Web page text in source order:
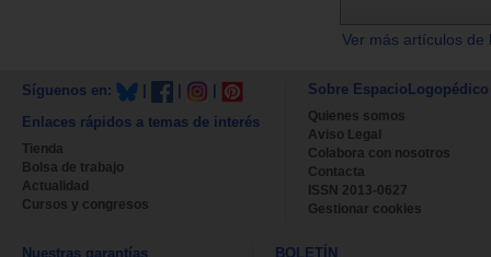
Ver más artículos
Síguenos en:
Enlaces rápidos a temas de interés
Tienda
Bolsa de trabajo
Actualidad
Cursos y congresos
Sobre EspacioLogopédico
Quienes somos
Aviso Legal
Colabora con nosotros
Contacta
ISSN 2013-0627
Gestionar cookies
Nuestras garantías BOLETÍN